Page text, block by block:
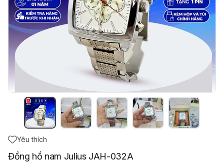
Yêu thích
Đồng hồ nam Julius JAH-032A